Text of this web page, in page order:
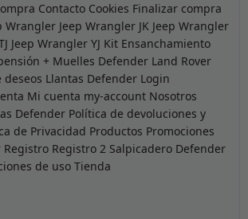
Contacto Cookies Finalizar compra
Wrangler Jeep Wrangler JK Jeep Wrangler
Jeep Wrangler YJ Kit Ensanchamiento
+ Muelles Defender Land Rover
deseos Llantas Defender Login
Mi cuenta my-account Nosotros
Defender Política de devoluciones y
de Privacidad Productos Promociones
Registro Registro 2 Salpicadero Defender
de uso Tienda